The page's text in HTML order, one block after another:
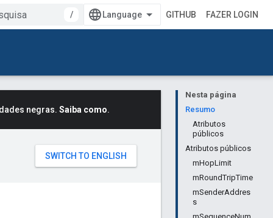
/ GITHUB FAZER LOGIN
Nesta página
Resumo
Atributos
públicos
Atributos públicos
mHopLimit
mRoundTripTime
mSenderAddres
s
negras. Saiba como.